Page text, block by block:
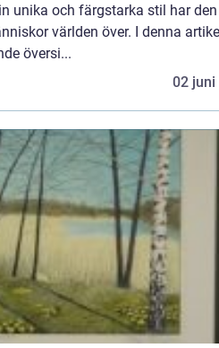
unika och färgstarka stil har den
världen över. I denna
översi...
02 juni